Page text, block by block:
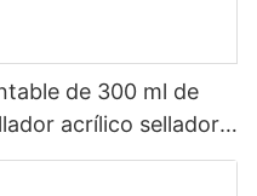
de 300 ml de
acrílico sellador